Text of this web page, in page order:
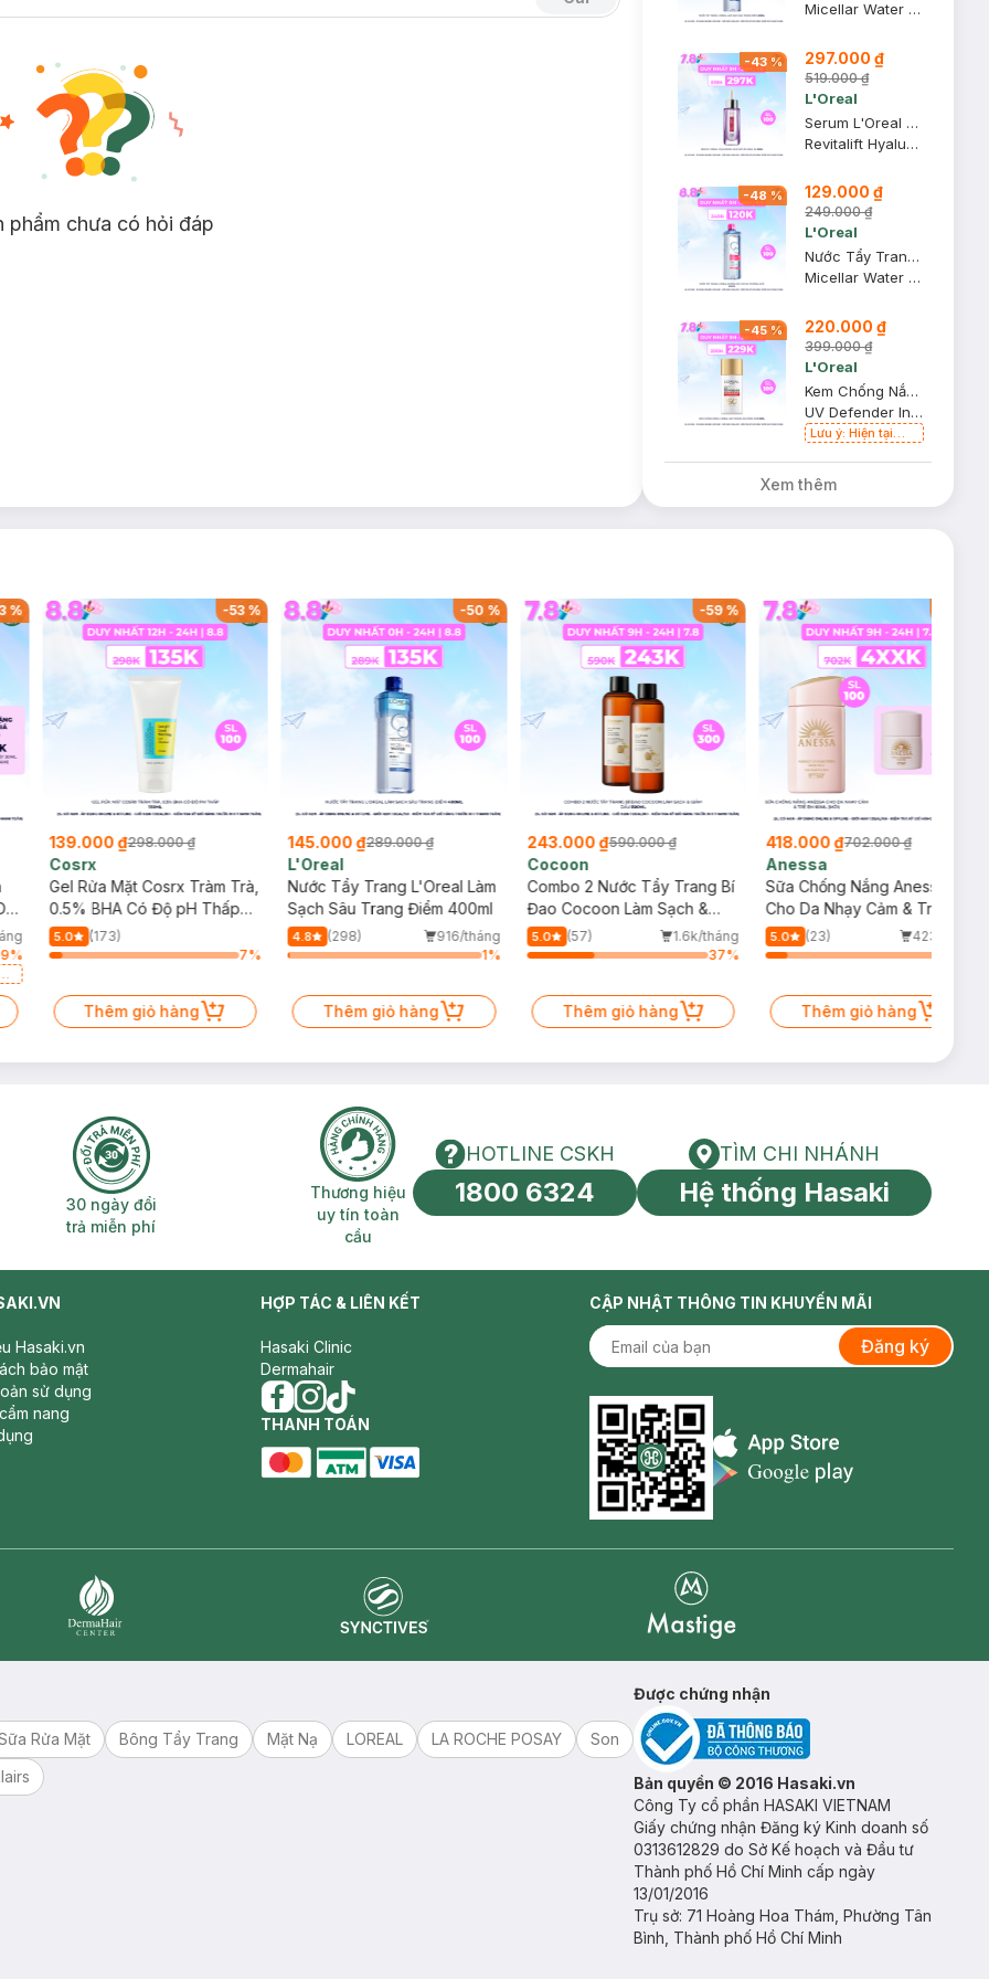
phẩm chưa có hỏi đáp
Micellar Water 3-in-1 Deep Cleansing Even For Sensitive Skin
-43% 297.000 ₫
519.000 ₫
L'Oreal
Serum L'Oreal Hyaluronic Acid Cấp Ẩm Sáng Da 30ml
Revitalift Hyaluronic Acid 1.5% Hyaluron Serum
-48 % 129.000 ₫
249.000 ₫
L'Oreal
Nước Tẩy Trang L'Oreal Dưỡng Ẩm Cho Da Thường, Khô 400ml
Micellar Water 3-in-1 Moisturizing Even For Sensitive Skin
-45% 220.000 ₫
399.000 ₫
L'Oreal
Kem Chống Nắng L'Oreal X20 Thoáng Da Mỏng Nhẹ 50ml
UV Defender Invisible Resist Daily Sunscreen SPF50+ PA++++
Lưu ý: Hiện tại
mẫu cũ và mới.
Xem thêm
%
%
-53%
139.000 ₫298.000 ₫
Cosrx
Gel Rửa Mặt Cosrx Tràm Trà,
0.5% BHA Có Độ pH Thấp
150ml
5.0
(173)
7%
Thêm giỏ hàng
-50 %
145.000 ₫289.000 ₫
L'Oreal
Nước Tẩy Trang L'Oreal Làm
Sạch Sâu Trang Điểm 400ml
4.8 (298)
916/tháng
1%
Thêm giỏ hàng
-59%
243.000 ₫590.000 ₫
Cocoon
Combo 2 Nước Tẩy Trang Bí
Đao Cocoon Làm Sạch &
Giảm Dầu 500ml
5.0 (57)
1.6k/tháng
37%
Thêm giỏ hàng
418.000 ₫702.000 ₫
Anessa
Sữa Chống Nắng Anessa
Cho Da Nhạy Cảm & Trẻ Em
60ml (Mới)
5.0 (23)
423/tháng
Thêm giỏ hàng
30 ngày đổi trả miễn phí
30 ngày đổi
trả miễn phí
Thương hiệu uy tín toàn cầu
Thương hiệu
uy tín toàn
cầu
HOTLINE CSKH
HOTLINE CSKH
1800 6324
Tìm chi nhánh
TÌM CHI NHÁNH
Hệ thống Hasaki
Hasaki.vn
bảo mật
sử dụng
nang
HỢP TÁC & LIÊN KẾT
Hasaki Clinic
Dermahair
facebook
instagram
tiktok
THANH TOÁN
CẬP NHẬT THÔNG TIN KHUYẾN MÃI
Đăng ký
Appstore icon
Rửa Mặt Bông Tẩy Trang Mặt Nạ LOREAL LA ROCHE POSAY
Son
Được chứng nhận
Bản quyền © 2016 Hasaki.vn
Công Ty cổ phần HASAKI VIETNAM
Giấy chứng nhận Đăng ký Kinh doanh số
0313612829 do Sở Kế hoạch và Đầu tư
Thành phố Hồ Chí Minh cấp ngày
13/01/2016
Trụ sở: 71 Hoàng Hoa Thám, Phường Tân
Bình, Thành phố Hồ Chí Minh